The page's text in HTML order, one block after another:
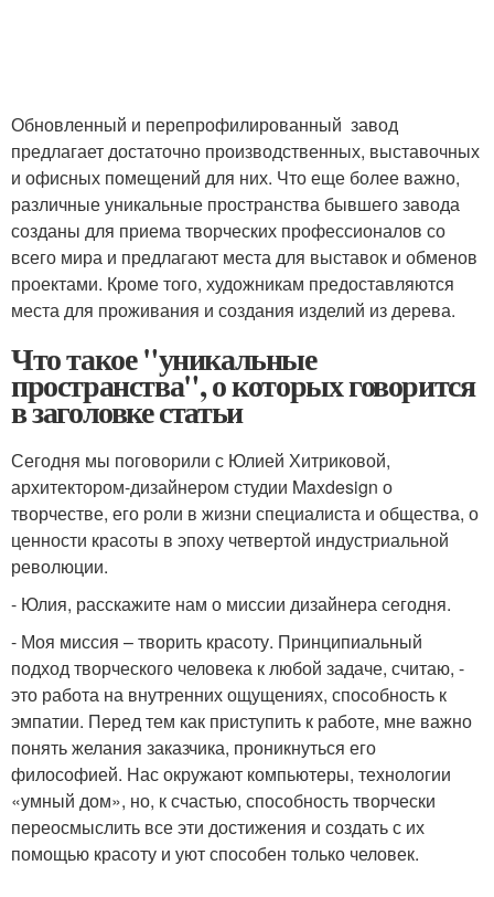
Обновленный и перепрофилированный завод
предлагает достаточно производственных, выставочных
и офисных помещений для них. Что еще более важно,
различные уникальные пространства бывшего завода
созданы для приема творческих профессионалов со
всего мира и предлагают места для выставок и обменов
проектами. Кроме того, художникам предоставляются
места для проживания и создания изделий из дерева.
Что такое "уникальные
пространства", о которых говорится
в заголовке статьи
Сегодня мы поговорили с Юлией Хитриковой,
архитектором-дизайнером студии Maxdesign о
творчестве, его роли в жизни специалиста и общества, о
ценности красоты в эпоху четвертой индустриальной
революции.
- Юлия, расскажите нам о миссии дизайнера сегодня.
- Моя миссия – творить красоту. Принципиальный
подход творческого человека к любой задаче, считаю, -
это работа на внутренних ощущениях, способность к
эмпатии. Перед тем как приступить к работе, мне важно
понять желания заказчика, проникнуться его
философией. Нас окружают компьютеры, технологии
«умный дом», но, к счастью, способность творчески
переосмыслить все эти достижения и создать с их
помощью красоту и уют способен только человек.